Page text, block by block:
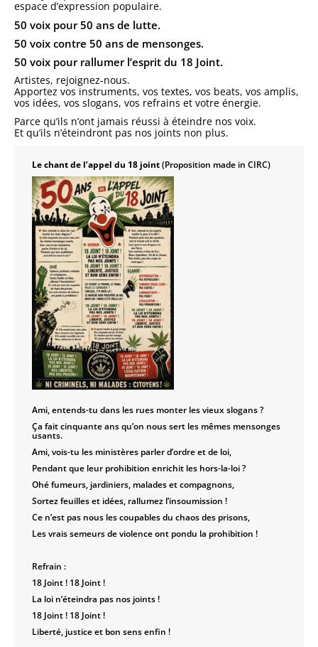
espace d’expression populaire.
50 voix pour 50 ans de lutte.
50 voix contre 50 ans de mensonges.
50 voix pour rallumer l’esprit du 18 Joint.
Artistes, rejoignez-nous.
Apportez vos instruments, vos textes, vos beats, vos amplis,
vos idées, vos slogans, vos refrains et votre énergie.
Parce qu’ils n’ont jamais réussi à éteindre nos voix.
Et qu’ils n’éteindront pas nos joints non plus.
Le chant de l’appel du 18 joint(Proposition made in CIRC)
Ami, entends-tu dans les rues monter les vieux slogans ?
Ça fait cinquante ans qu’on nous sert les mêmes mensonges
usants.
Ami, vois-tu les ministères parler d’ordre et de loi,
Pendant que leur prohibition enrichit les hors-la-loi ?
Ohé fumeurs, jardiniers, malades et compagnons,
Sortez feuilles et idées, rallumez l’insoumission !
Ce n’est pas nous les coupables du chaos des prisons,
Les vrais semeurs de violence ont pondu la prohibition !
Refrain :
18 Joint ! 18 Joint !
La loi n’éteindra pas nos joints !
18 Joint ! 18 Joint !
Liberté, justice et bon sens enfin !